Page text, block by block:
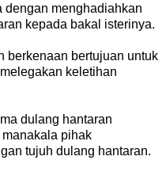
dengan menghadiahkan
kepada bakal isterinya.
berkenaan bertujuan untuk
keletihan
dulang hantaran
pihak
tujuh dulang hantaran.